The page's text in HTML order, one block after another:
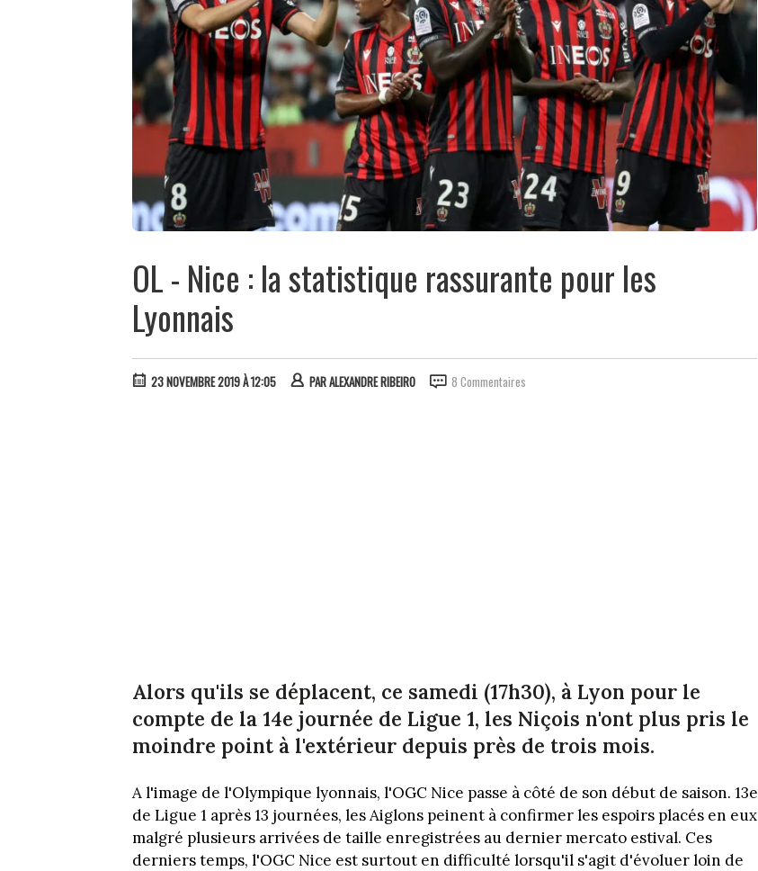
OL - Nice : la statistique rassurante pour les
Lyonnais
23 NOVEMBRE 2019 À 12:05 PARALEXANDRE RIBEIRO 8 Commentaires
Alors qu'ils se déplacent, ce samedi (17h30), à Lyon pour le
compte de la 14e journée de Ligue 1, les Niçois n'ont plus pris le
moindre point à l'extérieur depuis près de trois mois.
A l'image de l'Olympique lyonnais, l'OGC Nice passe à côté de son début de saison. 13e
de Ligue 1 après 13 journées, les Aiglons peinent à confirmer les espoirs placés en eux
malgré plusieurs arrivées de taille enregistrées au dernier mercato estival. Ces
derniers temps, l'OGC Nice est surtout en difficulté lorsqu'il s'agit d'évoluer loin de